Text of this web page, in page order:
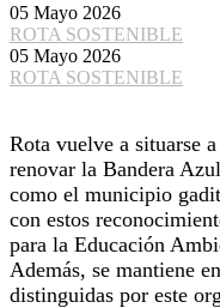
05 Mayo 2026
ROTA SOSTENIBLE
05 Mayo 2026
ROTA SOSTENIBLE
Rota vuelve a situarse
renovar la Bandera
como el municipio
con estos
para la Educación
Además, se mantiene
distinguidas por este